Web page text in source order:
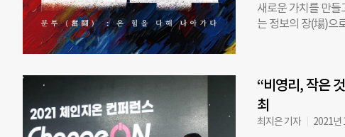
새로운 가치를 만
는 정보의 장(場)으
이번 컨퍼런스는 총
가 무대에 나선다.
준 연세대학교 행정
“비영리, 작은
최
최지은 기자 2021년